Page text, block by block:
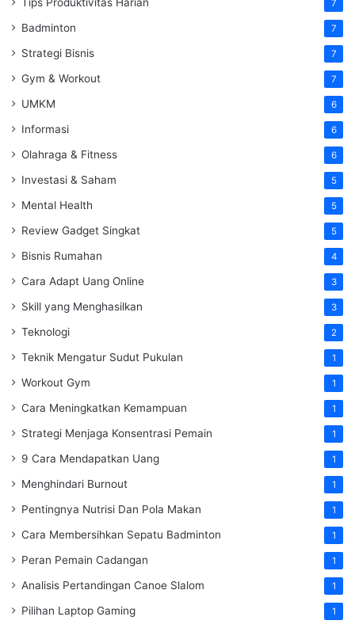
7
Badminton 7
Strategi Bisnis 7
Gym & Workout 7
UMKM 6
Informasi 6
Olahraga & Fitness 6
Investasi & Saham 5
Mental Health 5
Review Gadget Singkat 5
Bisnis Rumahan 4
Cara Adapt Uang Online 3
Skill yang Menghasilkan 3
Teknologi 2
Teknik Mengatur Sudut Pukulan 1
Workout Gym 1
Cara Meningkatkan Kemampuan 1
Strategi Menjaga Konsentrasi Pemain 1
9 Cara Mendapatkan Uang 1
Menghindari Burnout 1
Pentingnya Nutrisi Dan Pola Makan 1
Cara Membersihkan Sepatu Badminton 1
Peran Pemain Cadangan 1
Analisis Pertandingan Canoe Slalom 1
Pilihan Laptop Gaming 1